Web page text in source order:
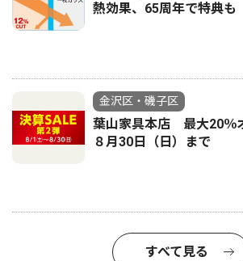
熱効果、65周年で特典も
金沢区・磯子区
葉山家具本店 最大20％
８月30日（日）まで
すべて見る